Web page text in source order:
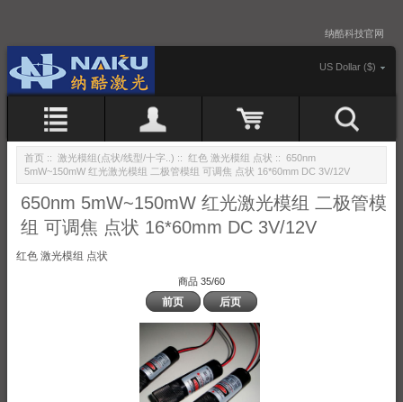
纳酷科技官网
US Dollar ($)
首页 :: 激光模组(点状/线型/十字..) :: 红色 激光模组 点状 :: 650nm
5mW~150mW 红光激光模组 二极管模组 可调焦 点状 16*60mm DC 3V/12V
650nm 5mW~150mW 红光激光模组 二极管模
组 可调焦 点状 16*60mm DC 3V/12V
红色 激光模组 点状
商品 35/60
前页 后页